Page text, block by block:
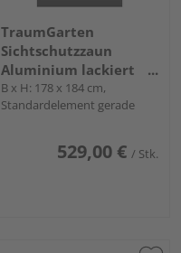
TraumGarten
Sichtschutzzaun
Aluminium lackiert
Anthrazit "SYSTEM ALU
PLUS"
B x H: 178 x 184 cm,
Standardelement gerade
529,00 € / Stk.